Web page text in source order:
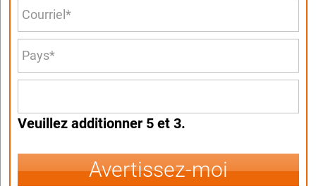
Veuillez additionner 5 et 3.
Avertissez-moi